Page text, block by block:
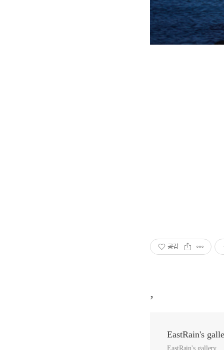
공감
,
EastRain's
EastRain's gallery